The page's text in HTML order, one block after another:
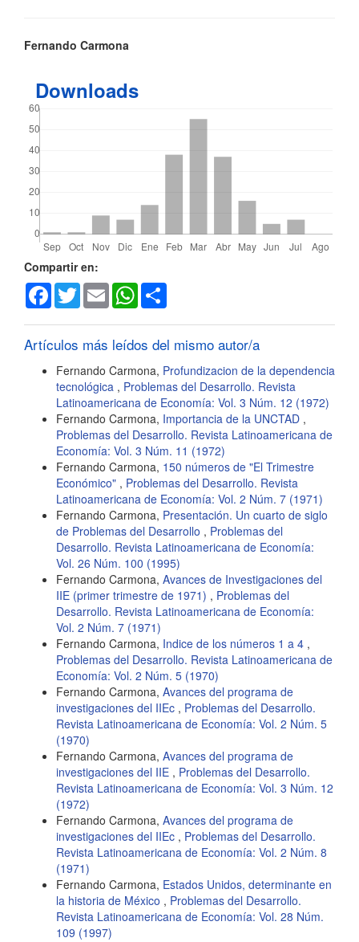
Contenido
principal
del
artículo
Fernando Carmona
Downloads
Detalles
del
artículo
Compartir en:
Facebook
Twitter Email WhatsApp
Artículos más leídos del mismo autor/a
Fernando Carmona, Profundizacion de la dependencia
tecnológica , Problemas del Desarrollo. Revista
Latinoamericana de Economía: Vol. 3 Núm. 12 (1972)
Fernando Carmona, Importancia de la UNCTAD ,
Problemas del Desarrollo. Revista Latinoamericana de
Economía: Vol. 3 Núm. 11 (1972)
Fernando Carmona, 150 números de "El Trimestre
Económico" , Problemas del Desarrollo. Revista
Latinoamericana de Economía: Vol. 2 Núm. 7 (1971)
Fernando Carmona, Presentación. Un cuarto de siglo
de Problemas del Desarrollo , Problemas del
Desarrollo. Revista Latinoamericana de Economía:
Vol. 26 Núm. 100 (1995)
Fernando Carmona, Avances de Investigaciones del
IIE (primer trimestre de 1971) , Problemas del
Desarrollo. Revista Latinoamericana de Economía:
Vol. 2 Núm. 7 (1971)
Fernando Carmona, Indice de los números 1 a 4 ,
Problemas del Desarrollo. Revista Latinoamericana de
Economía: Vol. 2 Núm. 5 (1970)
Fernando Carmona, Avances del programa de
investigaciones del IIEc , Problemas del Desarrollo.
Revista Latinoamericana de Economía: Vol. 2 Núm. 5
(1970)
Fernando Carmona, Avances del programa de
investigaciones del IIE , Problemas del Desarrollo.
Revista Latinoamericana de Economía: Vol. 3 Núm. 12
(1972)
Fernando Carmona, Avances del programa de
investigaciones del IIEc , Problemas del Desarrollo.
Revista Latinoamericana de Economía: Vol. 2 Núm. 8
(1971)
Fernando Carmona, Estados Unidos, determinante en
la historia de México , Problemas del Desarrollo.
Revista Latinoamericana de Economía: Vol. 28 Núm.
109 (1997)